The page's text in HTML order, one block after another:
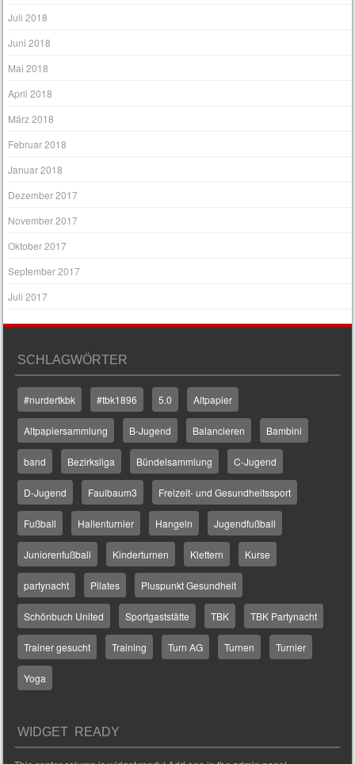
Juli 2018
Juni 2018
Mai 2018
April 2018
März 2018
Februar 2018
Januar 2018
Dezember 2017
November 2017
Oktober 2017
September 2017
Juli 2017
SCHLAGWÖRTER
#nurdertkbk #tbk1896 5.0 Altpapier
Altpapiersammlung B-Jugend Balancieren Bambini
band Bezirksliga Bündelsammlung C-Jugend
D-Jugend Faulbaum3 Freizeit- und Gesundheitssport
Fußball Hallenturnier Hangeln Jugendfußball
Juniorenfußball Kinderturnen Klettern Kurse
partynacht Pilates Pluspunkt Gesundheit
Schönbuch United Sportgaststätte TBK TBK Partynacht
Trainer gesucht Training Turn AG Turnen Turnier
Yoga
WIDGET READY